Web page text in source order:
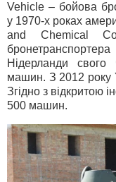
Vehicle – бойова
у 1970-х роках
and Chemical
Нідерланди
машин. З 2012 року
Згідно з відкритою
500 машин.